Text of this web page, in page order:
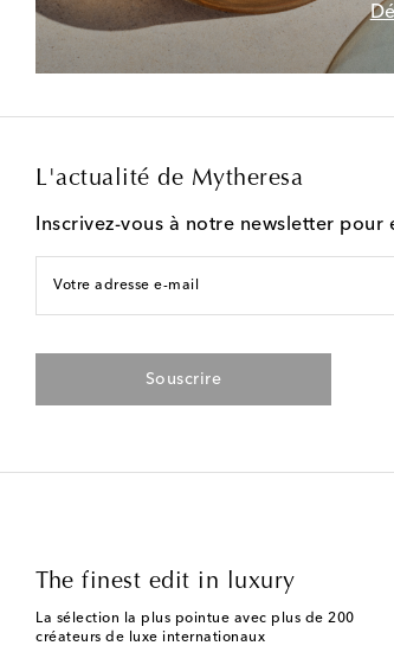
L'actualité de Mytheresa
Inscrivez-vous à notre newsletter
Votre adresse e-mail
Souscrire
The finest edit in luxury
La sélection la plus pointue avec plus de 200
créateurs de luxe internationaux